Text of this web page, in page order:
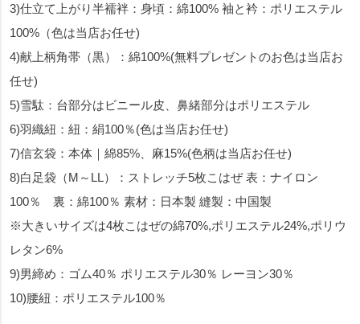
3)仕立て上がり半襦袢：身頃：綿100% 袖と衿：ポリエステル
100%（色は当店お任せ)
4)献上柄角帯（黒）：綿100%(無料プレゼントのお色は当店お
任せ)
5)雪駄：台部分はビニール皮、鼻緒部分はポリエステル
6)羽織紐：紐：絹100％(色は当店お任せ)
7)信玄袋：本体｜綿85%、麻15%(色柄は当店お任せ)
8)白足袋（M～LL）：ストレッチ5枚こはぜ 表：ナイロン
100％ 裏：綿100％ 素材：日本製 縫製：中国製
※大きいサイズは4枚こはぜの綿70%,ポリエステル24%,ポリウ
レタン6%
9)男締め：ゴム40％ ポリエステル30％ レーヨン30％
10)腰紐：ポリエステル100％